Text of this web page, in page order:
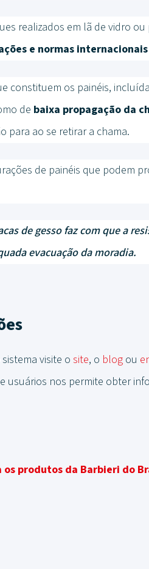
realizados em lã de vidro
e normas internacionais
constituem os painéis,
de baixa propagação da
para ao se retirar a chama.
de painéis que podem
de gesso faz com que a
evacuação da moradia.
visite o site, o blog ou
usuários nos permite obter
os produtos da Barbieri do